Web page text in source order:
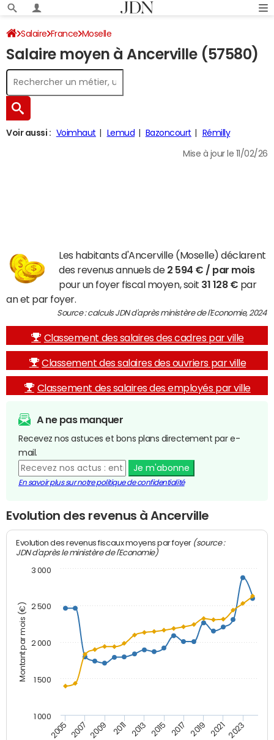
Salaire France Moselle
Salaire moyen à Ancerville (57580)
Voir aussi : Voimhaut Lemud Bazoncourt Rémilly
Mise à jour le 11/02/26
Les habitants d'Ancerville (Moselle) déclarent
des revenus annuels de 2 594 € / par mois
pour un foyer fiscal moyen, soit 31 128 € par
an et par foyer.
Source : calculs JDN d'après ministère de l'Economie, 2024
Classement des salaires des cadres par ville
Classement des salaires des ouvriers par ville
Classement des salaires des employés par ville
A ne pas manquer
Recevez nos astuces et bons plans directement par e-
mail.
Je m'abonne
En savoir plus sur notre politique de confidentialité
Evolution des revenus à Ancerville
Montant par mois (€)
Evolution des revenus fiscaux moyens par foyer (source :
JDN d'après le ministère de l'Economie)
2005 2007 2009 2011 2013 2015 2017 2019 2021 2023
1 000
1 500
2 000
2 500
3 000